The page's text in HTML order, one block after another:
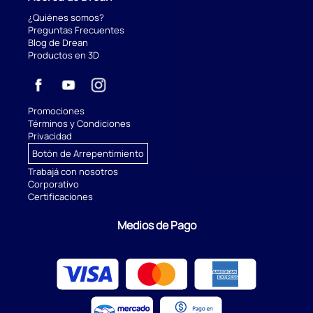
¿Quiénes somos?
Preguntas Frecuentes
Blog de Drean
Productos en 3D
Promociones
Términos y Condiciones
Privacidad
Botón de Arrepentimiento
Trabajá con nosotros
Corporativo
Certificaciones
Medios de Pago